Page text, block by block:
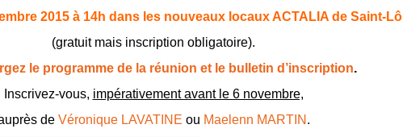
2015 à 14h dans les nouveaux locaux ACTALIA de Saint-Lô
(gratuit mais inscription obligatoire).
le programme de la réunion et le bulletin d’inscription.
Inscrivez-vous, impérativement avant le 6 novembre,
de Véronique LAVATINE ou Maelenn MARTIN .